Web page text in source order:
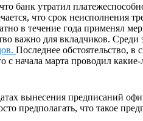
банк утратил
что срок неисполнения
в течение года применял
важно для вкладчиков.
Последнее обстоятельство, в
с начала марта проводил
вынесения предписаний
предполагать, что такое